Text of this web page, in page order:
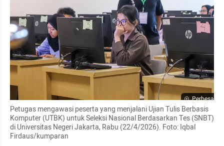
Perbesar
Petugas mengawasi peserta yang menjalani Ujian Tulis Berbasis
Komputer (UTBK) untuk Seleksi Nasional Berdasarkan Tes (SNBT)
di Universitas Negeri Jakarta, Rabu (22/4/2026). Foto: Iqbal
Firdaus/kumparan